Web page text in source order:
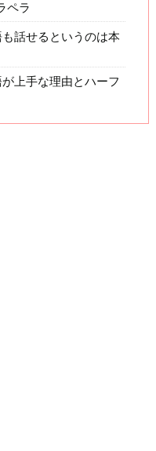
ペラ
話せるというのは本
上手な理由とハーフ